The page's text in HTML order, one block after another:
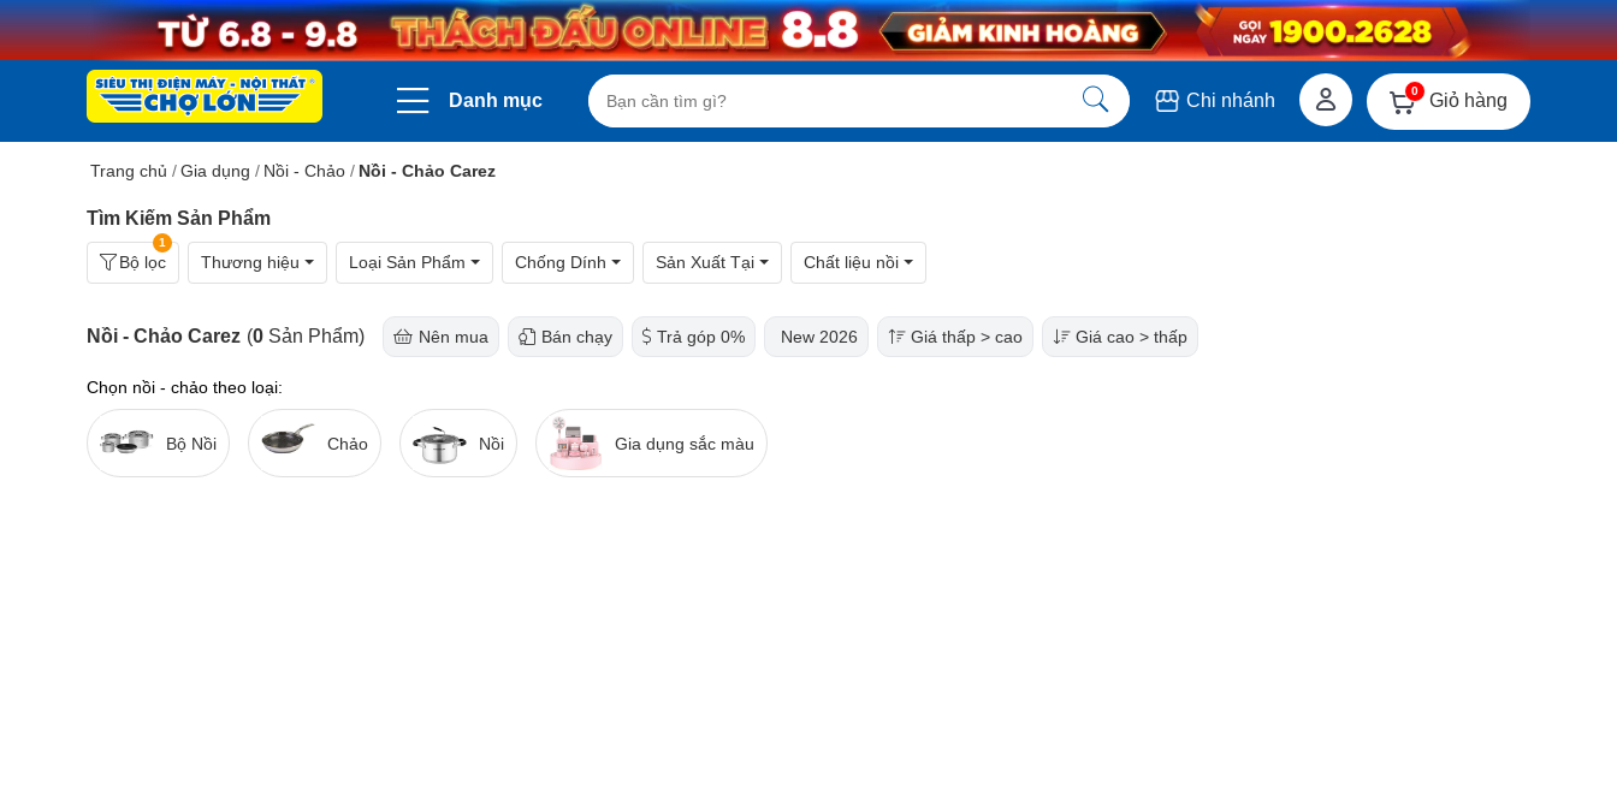
Danh mục Chi nhánh 0 Giỏ hàng
Trang chủ /Gia dụng / Nồi - Chảo / Nồi - Chảo Carez
Tìm Kiếm Sản Phẩm
Bộ lọc
1
Thương hiệu Loại Sản Phẩm Chống Dính Sản Xuất Tại Chất liệu nồi
Nồi - Chảo Carez (0 Sản Phẩm) Nên mua Bán chạy Trả góp 0% New 2026 Giá thấp > cao Giá cao > thấp
Chọn nồi - chảo theo loại:
Bộ Nồi Chảo Nồi Gia dụng sắc màu